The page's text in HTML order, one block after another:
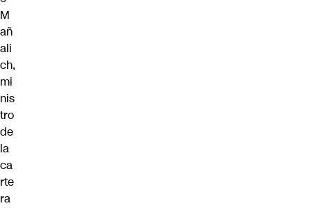
M
añ
ali
ch,
mi
nis
tro
de
la
ca
rte
ra